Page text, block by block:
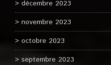
décembre 2023
novembre 2023
octobre 2023
septembre 2023